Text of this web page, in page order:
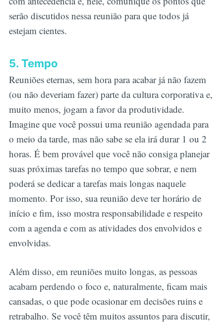
serão discutidos nessa reunião para que todos já
estejam cientes.
5. Tempo
Reuniões eternas, sem hora para acabar já não fazem
(ou não deveriam fazer) parte da cultura corporativa e,
muito menos, jogam a favor da produtividade.
Imagine que você possui uma reunião agendada para
o meio da tarde, mas não sabe se ela irá durar 1 ou 2
horas. É bem provável que você não consiga planejar
suas próximas tarefas no tempo que sobrar, e nem
poderá se dedicar a tarefas mais longas naquele
momento. Por isso, sua reunião deve ter horário de
início e fim, isso mostra responsabilidade e respeito
com a agenda e com as atividades dos envolvidos e
envolvidas.
Além disso, em reuniões muito longas, as pessoas
acabam perdendo o foco e, naturalmente, ficam mais
cansadas, o que pode ocasionar em decisões ruins e
retrabalho. Se você têm muitos assuntos para discutir,